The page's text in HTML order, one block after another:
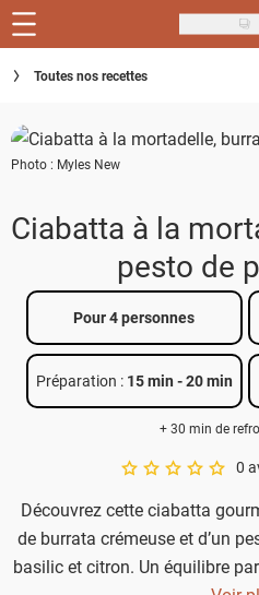
Skip
to
main
Recettes
Inspirations
Conseils
Menu de la semaine
Téléchargez l'app Saveurs Recettes
Index des recettes
Guide d'achat
Toutes nos recettes
Photo : Myles New
Ciabatta à la
pesto de
Pour 4 personnes
Préparation : 15 min -20 min
+ 30 min de
A star rating of 00
Découvrez cette ciabatta
de burrata crémeuse et d’un
basilic et citron. Un équilibre